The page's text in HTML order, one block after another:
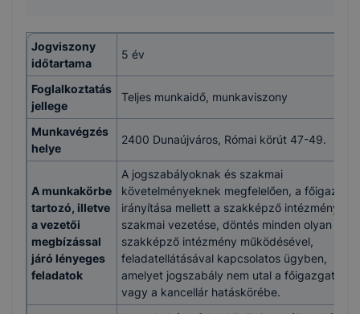
Jogviszony
időtartama
5 év
Foglalkoztatás
jellege
Teljes munkaidő, munkaviszony
Munkavégzés
helye
2400 Dunaújváros, Római körút 47-49.
A munkakörbe
tartozó, illetve
a vezetői
megbízással
járó lényeges
feladatok
A jogszabályoknak és szakmai
követelményeknek megfelelően, a
irányítása mellett a szakképző intézmény
szakmai vezetése, döntés minden olyan a
szakképző intézmény működésével,
feladatellátásával kapcsolatos ügyben,
amelyet jogszabály nem utal a főigazgató
vagy a kancellár hatáskörébe.